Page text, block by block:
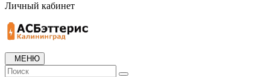
Личный кабинет
МЕНЮ